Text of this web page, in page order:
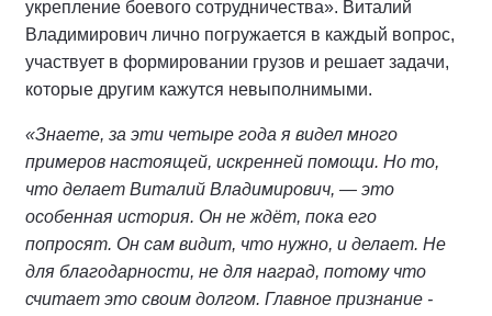
укрепление боевого сотрудничества». Виталий
Владимирович лично погружается в каждый вопрос,
участвует в формировании грузов и решает задачи,
которые другим кажутся невыполнимыми.
«Знаете, за эти четыре года я видел много
примеров настоящей, искренней помощи. Но то,
что делает Виталий Владимирович, — это
особенная история. Он не ждёт, пока его
попросят. Он сам видит, что нужно, и делает. Не
для благодарности, не для наград, потому что
считает это своим долгом. Главное признание -